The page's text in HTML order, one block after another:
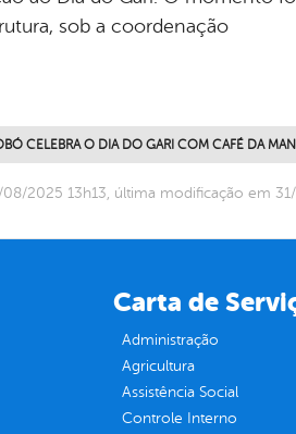
sob a coordenação
CELEBRA O DIA DO GARI COM CAFÉ DA
2025 13h13, última modificação em
Carta de
Administração
Agricultura
Assistência Social
Controle Interno